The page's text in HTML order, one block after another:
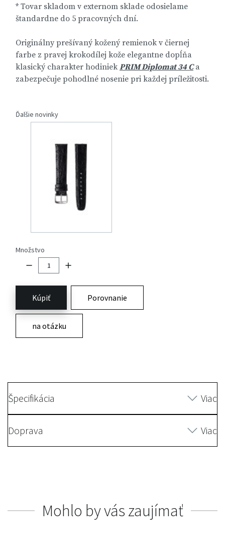
* Tovar skladom v externom sklade odosielame
štandardne do 5 pracovných dní.
Originálny prešívaný kožený remienok v čiernej
farbe z pravej krokodílej kože elegantne dopĺňa
klasický charakter hodiniek PRIM Diplomat 34 Ca
zabezpečuje pohodlné nosenie pri každej príležitosti.
Ďalšie novinky
Množstvo
Kúpiť Porovnanie
na otázku
Špecifikácia Viac
Doprava Viac
Mohlo by vás zaujímať